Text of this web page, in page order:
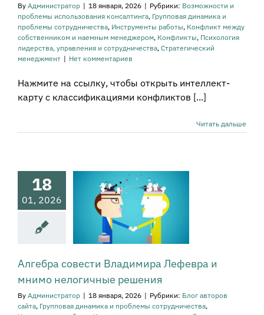
By Администратор | 18 января, 2026 | Рубрики: Возможности и
проблемы использования консалтинга, Групповая динамика и
проблемы сотрудничества, Инструменты работы, Конфликт между
собственником и наемным менеджером, Конфликты, Психология
лидерства, управления и сотрудничества, Стратегический
менеджмент | Нет комментариев
Нажмите на ссылку, чтобы открыть интеллект-
карту с классификациями конфликтов [...]
Читать дальше
18
01, 2026
сайта
динамика и
работы
Общие
и диагностика
Принятие
в бизнесе
лидерства,
Алгебра совести Владимира Лефевра и
мнимо нелогичные решения
By Администратор | 18 января, 2026 | Рубрики: Блог авторов
сайта, Групповая динамика и проблемы сотрудничества,